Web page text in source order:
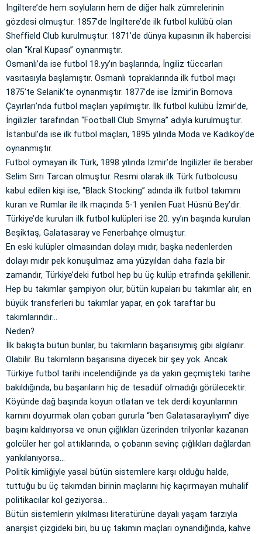
İngiltere’de hem soyluların hem de diğer halk zümrelerinin
gözdesi olmuştur. 1857’de İngiltere’de ilk futbol kulübü olan
Sheffield Club kurulmuştur. 1871’de dünya kupasının ilk habercisi
olan “Kral Kupası” oynanmıştır.
Osmanlı’da ise futbol 18.yy’ın başlarında, İngiliz tüccarları
vasıtasıyla başlamıştır. Osmanlı topraklarında ilk futbol maçı
1875’te Selanik’te oynanmıştır. 1877’de ise İzmir’in Bornova
Çayırları’nda futbol maçları yapılmıştır. İlk futbol kulübü İzmir’de,
İngilizler tarafından “Football Club Smyrna” adıyla kurulmuştur.
İstanbul’da ise ilk futbol maçları, 1895 yılında Moda ve Kadıköy’de
oynanmıştır.
Futbol oymayan ilk Türk, 1898 yılında İzmir’de İngilizler ile beraber
Selim Sırrı Tarcan olmuştur. Resmi olarak ilk Türk futbolcusu
kabul edilen kişi ise, “Black Stocking” adında ilk futbol takımını
kuran ve Rumlar ile ilk maçında 5-1 yenilen Fuat Hüsnü Bey’dir.
Türkiye’de kurulan ilk futbol kulüpleri ise 20. yy’ın başında kurulan
Beşiktaş, Galatasaray ve Fenerbahçe olmuştur.
En eski kulüpler olmasından dolayı mıdır, başka nedenlerden
dolayı mıdır pek konuşulmaz ama yüzyıldan daha fazla bir
zamandır, Türkiye’deki futbol hep bu üç kulüp etrafında şekillenir.
Hep bu takımlar şampiyon olur, bütün kupaları bu takımlar alır, en
büyük transferleri bu takımlar yapar, en çok taraftar bu
takımlarındır…
Neden?
İlk bakışta bütün bunlar, bu takımların başarısıymış gibi algılanır.
Olabilir. Bu takımların başarısına diyecek bir şey yok. Ancak
Türkiye futbol tarihi incelendiğinde ya da yakın geçmişteki tarihe
bakıldığında, bu başarıların hiç de tesadüf olmadığı görülecektir.
Köyünde dağ başında koyun otlatan ve tek derdi koyunlarının
karnını doyurmak olan çoban gururla “ben Galatasaraylıyım” diye
başını kaldırıyorsa ve onun çığlıkları üzerinden trilyonlar kazanan
golcüler her gol attıklarında, o çobanın sevinç çığlıkları dağlardan
yankılanıyorsa…
Politik kimliğiyle yasal bütün sistemlere karşı olduğu halde,
tuttuğu bu üç takımdan birinin maçlarını hiç kaçırmayan muhalif
politikacılar kol geziyorsa…
Bütün sistemlerin yıkılması literatürüne dayalı yaşam tarzıyla
anarşist çizgideki biri, bu üç takımın maçları oynandığında, kahve